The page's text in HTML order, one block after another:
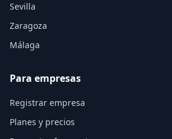
Sevilla
Zaragoza
Málaga
Para empresas
Registrar empresa
Planes y precios